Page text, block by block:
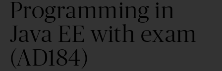
Programming in
Java EE with exam
(AD184)